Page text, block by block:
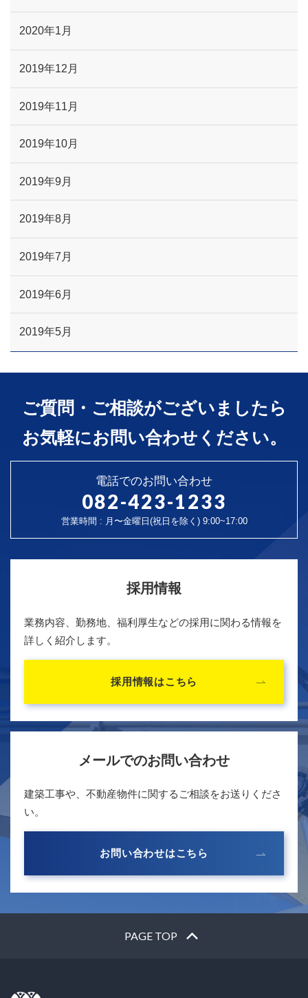
2020年1月
2019年12月
2019年11月
2019年10月
2019年9月
2019年8月
2019年7月
2019年6月
2019年5月
ご質問・ご相談がございましたら
お気軽にお問い合わせください。
電話でのお問い合わせ
082-423-1233
営業時間 : 月〜金曜日(祝日を除く) 9:00~17:00
採用情報
業務内容、勤務地、福利厚生などの採用に関わる情報を
詳しく紹介します。
採用情報はこちら
メールでのお問い合わせ
建築工事や、不動産物件に関するご相談をお送りくださ
い。
お問い合わせはこちら
PAGE TOP